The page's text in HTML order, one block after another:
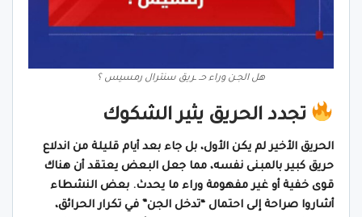
هل الجـن وراء حـ ـريق سنترال رمسيس ؟
تجدد الحريق يثير الشكوك
الحريق الأخير لم يكن الأول، بل جاء بعد أيام قليلة من اندلاع
حريق كبير بالمبنى نفسه، مما جعل البعض يعتقد أن هناك
قوى خفية أو غير مفهومة وراء ما يحدث. بعض النشطاء
أشاروا صراحة إلى احتمال “تدخل الجن” في تكرار الحرائق،